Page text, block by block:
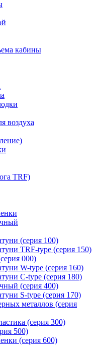
кабины
воздуха
TRF)
(серия 100)
TRF-type (серия 150)
000)
W-type (серия 160)
С-type (серия 180)
(серия 400)
S-type (серия 170)
металлов (серия
(серия 300)
500)
(серия 600)